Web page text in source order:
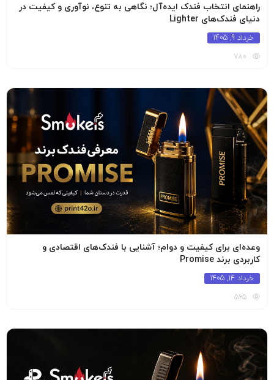
راهنمای انتخاب فندک ایده‌آل؛ نگاهی به تنوع، نوآوری و کیفیت در
دنیای فندک‌های Lighter
خرداد 9, 1405
وعده‌ای برای کیفیت و دوام؛ آشنایی با فندک‌های اقتصادی و
کاربردی برند Promise
خرداد 14, 1405